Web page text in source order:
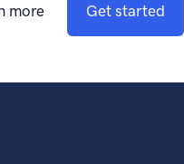
more Get started